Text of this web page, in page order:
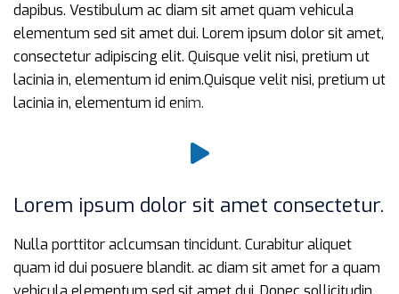
dapibus. Vestibulum ac diam sit amet quam vehicula
elementum sed sit amet dui. Lorem ipsum dolor sit amet,
consectetur adipiscing elit. Quisque velit nisi, pretium ut
lacinia in, elementum id enim.Quisque velit nisi, pretium ut
lacinia in, elementum id enim.
Lorem ipsum dolor sit amet consectetur.
Nulla porttitor aclcumsan tincidunt. Curabitur aliquet
quam id dui posuere blandit. ac diam sit amet for a quam